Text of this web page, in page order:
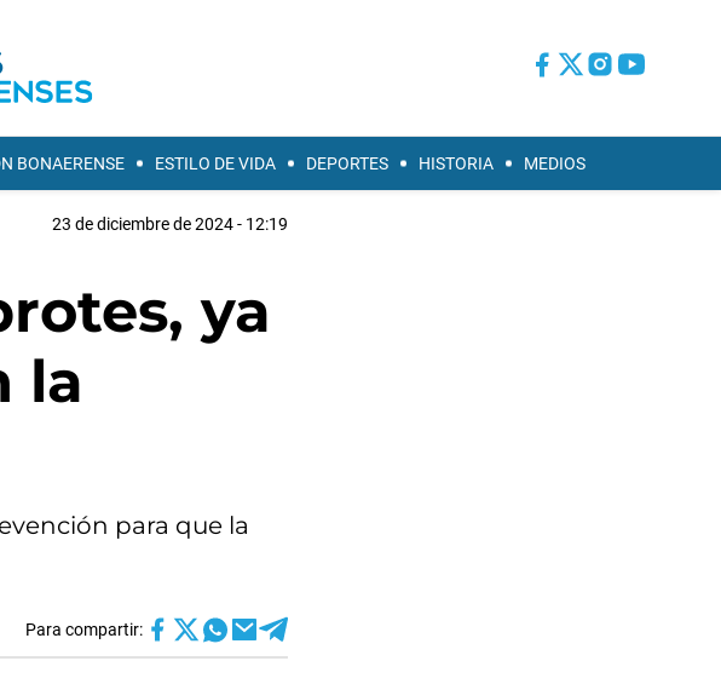
BONAERENSE ESTILO DE VIDA DEPORTES HISTORIA MEDIOS
23 de diciembre de 2024 - 12:19
ya
la
para que la
Para compartir: